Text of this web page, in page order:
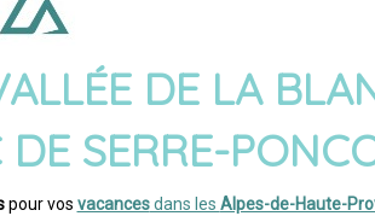
DE LA
DE SERRE-
pour vos vacancesdans les Alpes-de-Haute-